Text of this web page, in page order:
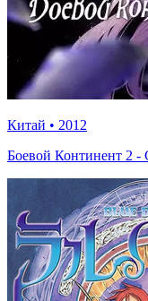
Китай • 2012
Боевой Континент 2